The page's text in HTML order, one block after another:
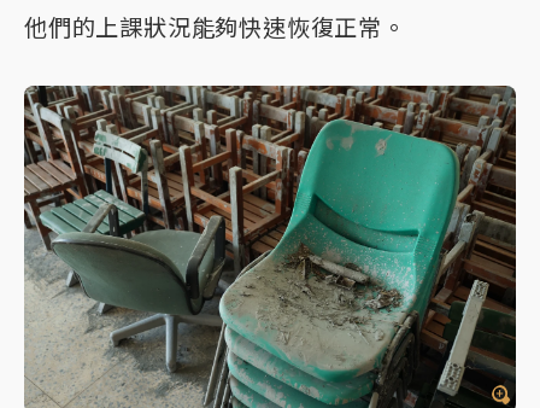
他們的上課狀況能夠快速恢復正常。